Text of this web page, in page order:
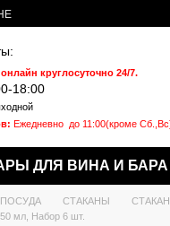
круглосуточно 24/7.
18:00
Ежедневно до 11:00(кроме
ДЛЯ ВИНА И БАРА
СТАКАНЫ
мл, Набор 6 шт.